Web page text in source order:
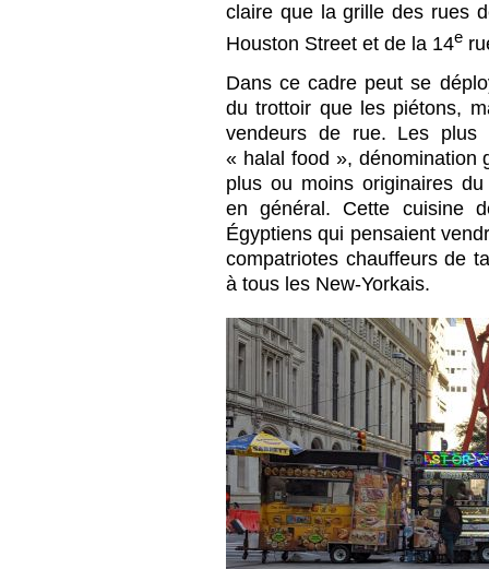
claire que la grille des rues
Houston Street et de la 14e
Dans ce cadre peut se
du trottoir que les piétons,
vendeurs de rue. Les plus
« halal food », dénomination
plus ou moins originaires
en général. Cette cuisine
Égyptiens qui pensaient
compatriotes chauffeurs de
à tous les New-Yorkais.